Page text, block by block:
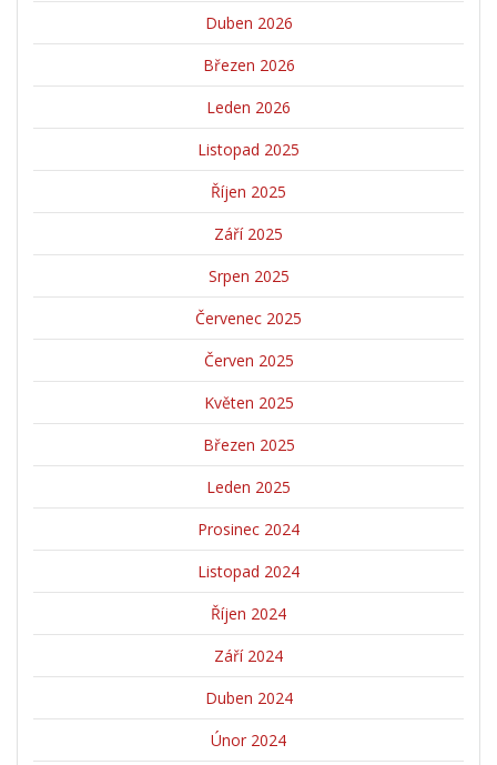
Duben 2026
Březen 2026
Leden 2026
Listopad 2025
Říjen 2025
Září 2025
Srpen 2025
Červenec 2025
Červen 2025
Květen 2025
Březen 2025
Leden 2025
Prosinec 2024
Listopad 2024
Říjen 2024
Září 2024
Duben 2024
Únor 2024